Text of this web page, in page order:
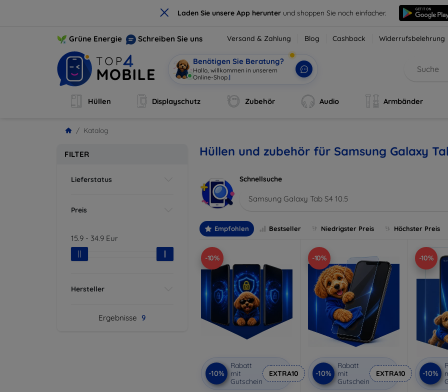
× Laden Sie unsere App herunter und shoppen Sie noch einfacher.
Grüne Energie Schreiben Sie uns Versand & Zahlung Blog Cashback Widerrufsbelehrung
Benötigen Sie Beratung?
Hallo, willkommen in unserem
Online-Shop. |
Hüllen Displayschutz Zubehör Audio Armbänder
Katalog
FILTER
Lieferstatus
Preis
15.9 - 34.9 Eur
Hersteller
Ergebnisse 9
Hüllen und zubehör für Samsung Galaxy
Schnellsuche
Samsung Galaxy Tab S4 10.5
Empfohlen Bestseller Niedrigster Preis Höchster Preis
-10%
-10%
Rabatt
mit
Gutschein
EXTRA10
-10%
-10%
Rabatt
mit
Gutschein
EXTRA10
-10%
-10%